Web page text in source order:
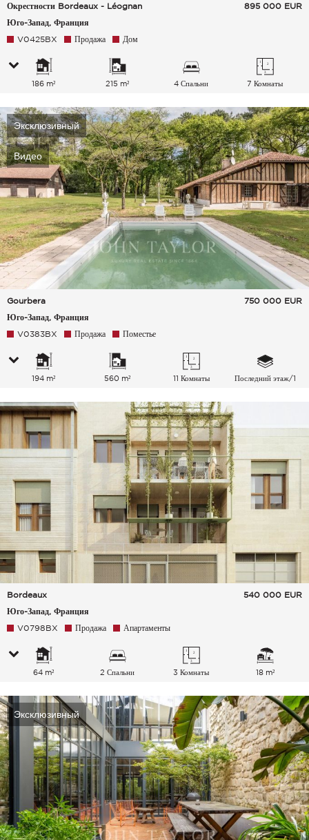
Окрестности Bordeaux - Léognan
Юго-Запад, Франция
895 000 EUR
V0425BX Продажа Дом
186 m² 215 m² 4 Спальни 7 Комнаты
Эксклюзивный
Видео
Gourbera
Юго-Запад, Франция
750 000 EUR
V0383BX Продажа Поместье
194 m² 560 m² 11 Комнаты Последний этаж/1
Bordeaux
Юго-Запад, Франция
540 000 EUR
V0798BX Продажа Апартаменты
64 m² 2 Спальни 3 Комнаты 18 m²
Эксклюзивный